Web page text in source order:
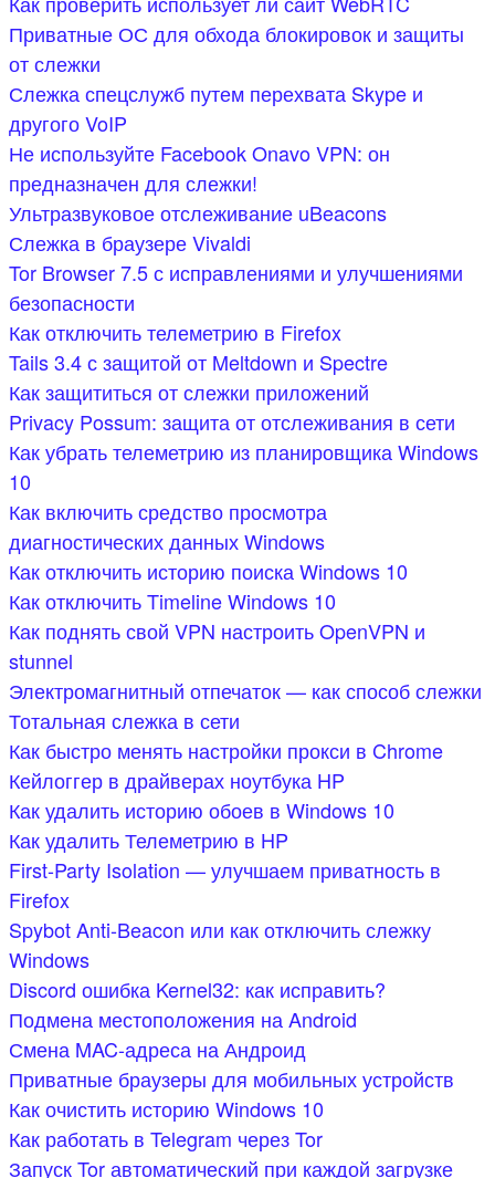
Приватные ОС для обхода блокировок и защиты
от слежки
Слежка спецслужб путем перехвата Skype и
другого VoIP
Не используйте Facebook Onavo VPN: он
предназначен для слежки!
Ультразвуковое отслеживание uBeacons
Слежка в браузере Vivaldi
Tor Browser 7.5 с исправлениями и улучшениями
безопасности
Как отключить телеметрию в Firefox
Tails 3.4 с защитой от Meltdown и Spectre
Как защититься от слежки приложений
Privacy Possum: защита от отслеживания в сети
Как убрать телеметрию из планировщика Windows
10
Как включить средство просмотра
диагностических данных Windows
Как отключить историю поиска Windows 10
Как отключить Timeline Windows 10
Как поднять свой VPN настроить OpenVPN и
stunnel
Электромагнитный отпечаток — как способ слежки
Тотальная слежка в сети
Как быстро менять настройки прокси в Chrome
Кейлоггер в драйверах ноутбука HP
Как удалить историю обоев в Windows 10
Как удалить Телеметрию в HP
First-Party Isolation — улучшаем приватность в
Firefox
Spybot Anti-Beacon или как отключить слежку
Windows
Discord ошибка Kernel32: как исправить?
Подмена местоположения на Android
Смена MAC-адреса на Андроид
Приватные браузеры для мобильных устройств
Как очистить историю Windows 10
Как работать в Telegram через Tor
Запуск Tor автоматический при каждой загрузке